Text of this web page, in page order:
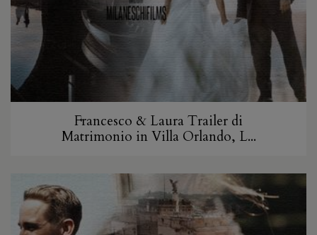
Francesco & Laura Trailer di
Matrimonio in Villa Orlando, L...